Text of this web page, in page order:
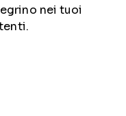
nei tuoi